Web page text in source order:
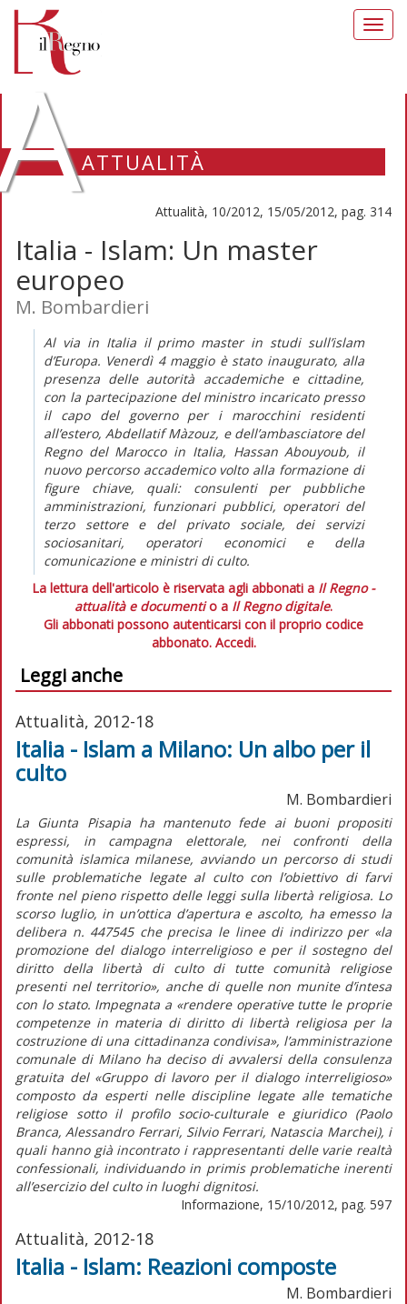
ATTUALITÀ
Attualità, 10/2012, 15/05/2012, pag. 314
Italia - Islam: Un master
europeo
M. Bombardieri
Al via in Italia il primo master in studi sull’islam
d’Europa. Venerdì 4 maggio è stato inaugurato, alla
presenza delle autorità accademiche e cittadine,
con la partecipazione del ministro incaricato presso
il capo del governo per i marocchini residenti
all’estero, Abdellatif Màzouz, e dell’ambasciatore del
Regno del Marocco in Italia, Hassan Abouyoub, il
nuovo percorso accademico volto alla formazione di
figure chiave, quali: consulenti per pubbliche
amministrazioni, funzionari pubblici, operatori del
terzo settore e del privato sociale, dei servizi
sociosanitari, operatori economici e della
comunicazione e ministri di culto.
La lettura dell'articolo è riservata agli abbonati a Il Regno -
attualità e documentio a Il Regno digitale.
Gli abbonati possono autenticarsi con il proprio codice
abbonato. Accedi.
Leggi anche
Attualità, 2012-18
Italia - Islam a Milano: Un albo per il
culto
M. Bombardieri
La Giunta Pisapia ha mantenuto fede ai buoni propositi
espressi, in campagna elettorale, nei confronti della
comunità islamica milanese, avviando un percorso di studi
sulle problematiche legate al culto con l’obiettivo di farvi
fronte nel pieno rispetto delle leggi sulla libertà religiosa. Lo
scorso luglio, in un’ottica d’apertura e ascolto, ha emesso la
delibera n. 447545 che precisa le linee di indirizzo per «la
promozione del dialogo interreligioso e per il sostegno del
diritto della libertà di culto di tutte comunità religiose
presenti nel territorio», anche di quelle non munite d’intesa
con lo stato. Impegnata a «rendere operative tutte le proprie
competenze in materia di diritto di libertà religiosa per la
costruzione di una cittadinanza condivisa», l’amministrazione
comunale di Milano ha deciso di avvalersi della consulenza
gratuita del «Gruppo di lavoro per il dialogo interreligioso»
composto da esperti nelle discipline legate alle tematiche
religiose sotto il profilo socio-culturale e giuridico (Paolo
Branca, Alessandro Ferrari, Silvio Ferrari, Natascia Marchei), i
quali hanno già incontrato i rappresentanti delle varie realtà
confessionali, individuando in primis problematiche inerenti
all’esercizio del culto in luoghi dignitosi.
Informazione, 15/10/2012, pag. 597
Attualità, 2012-18
Italia - Islam: Reazioni composte
M. Bombardieri